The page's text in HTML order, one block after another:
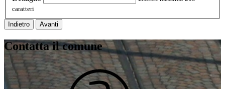
caratteri
Indietro Avanti
Contatta il comune